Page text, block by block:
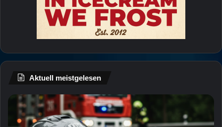
Aktuell meistgelesen